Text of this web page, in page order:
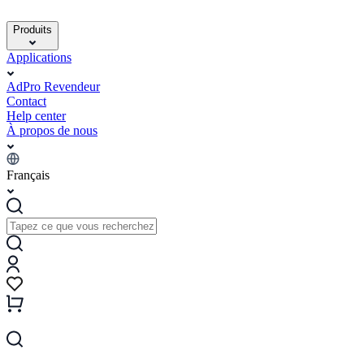
Produits
Applications
AdPro Revendeur
Contact
Help center
À propos de nous
Français